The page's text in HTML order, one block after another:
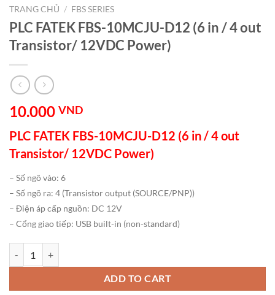
TRANG CHỦ / FBS SERIES
PLC FATEK FBS-10MCJU-D12 (6 in / 4 out
Transistor/ 12VDC Power)
10.000 VND
PLC FATEK FBS-10MCJU-D12 (6 in / 4 out
Transistor/ 12VDC Power)
– Số ngõ vào: 6
– Số ngõ ra: 4 (Transistor output (SOURCE/PNP))
– Điện áp cấp nguồn: DC 12V
– Cổng giao tiếp: USB built-in (non-standard)
ADD TO CART